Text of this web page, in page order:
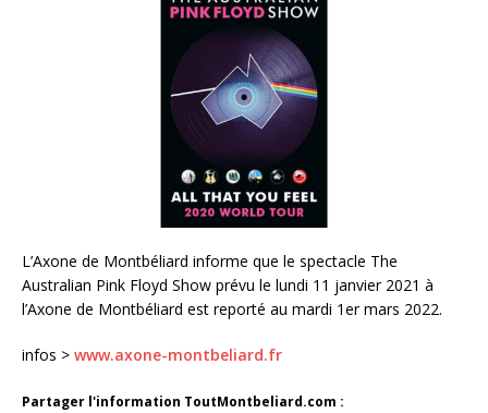
L’Axone de Montbéliard informe que le spectacle The
Australian Pink Floyd Show prévu le lundi 11 janvier 2021 à
l’Axone de Montbéliard est reporté au mardi 1er mars 2022.
infos > www.axone-montbeliard.fr
Partager l'information ToutMontbeliard.com :